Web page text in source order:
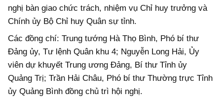
nghị bàn giao chức trách, nhiệm vụ Chỉ huy trưởng và
Chính ủy Bộ Chỉ huy Quân sự tỉnh.
Các đồng chí: Trung tướng Hà Thọ Bình, Phó bí thư
Đảng ủy, Tư lệnh Quân khu 4; Nguyễn Long Hải, Ủy
viên dự khuyết Trung ương Đảng, Bí thư Tỉnh ủy
Quảng Trị; Trần Hải Châu, Phó bí thư Thường trực Tỉnh
ủy Quảng Bình đồng chủ trì hội nghị.